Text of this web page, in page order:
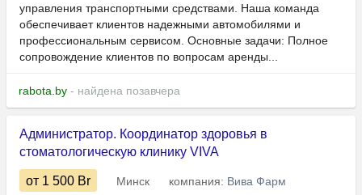
управления транспортными средствами. Наша команда
обеспечивает клиентов надежными автомобилями и
профессиональным сервисом. Основные задачи: Полное
сопровождение клиентов по вопросам аренды...
rabota.by - найдена позавчера
Администратор. Координатор здоровья в
стоматологическую клинику VIVA
от 1 500 Br Минск компания: Вива Фарм